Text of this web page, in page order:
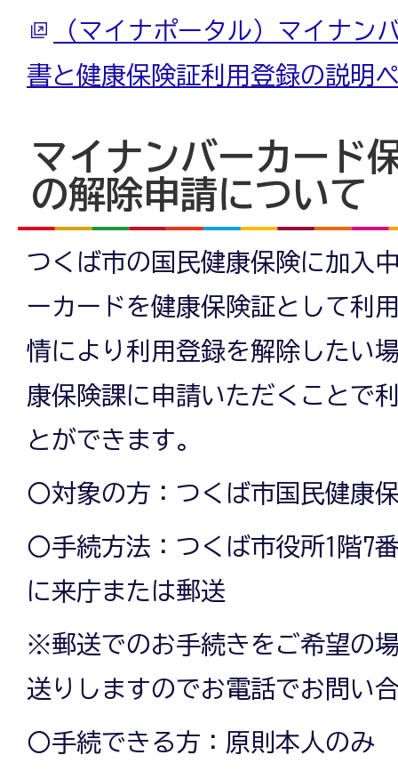
（マイナポータル）マイナン
書と健康保険証利用登録の説明
マイナンバーカード
の解除申請について
つくば市の国民健康保険に加入
ーカードを健康保険証として利
情により利用登録を解除したい
康保険課に申請いただくことで
とができます。
〇対象の方：つくば市国民健康
〇手続方法：つくば市役所1階7
に来庁または郵送
※郵送でのお手続きをご希望の
送りしますのでお電話でお問い
〇手続できる方：原則本人のみ